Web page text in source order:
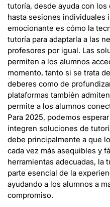
tutoría, desde ayuda con
hasta sesiones individuales
emocionante es cómo la
tutoría para adaptarla a las
profesores por igual. Las
permiten a los alumnos
momento, tanto si se trata
deberes como de
plataformas también
permite a los alumnos
Para 2025, podemos
integren soluciones de
debe principalmente a que
cada vez más asequibles y
herramientas adecuadas, la
parte esencial de la
ayudando a los alumnos a
compromiso.